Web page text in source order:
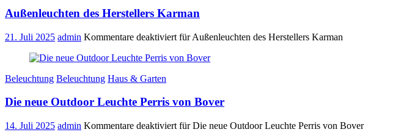
Außenleuchten des Herstellers Karman
21. Juli 2025 admin Kommentare deaktiviert für Außenleuchten des Herstellers Karman
Beleuchtung Beleuchtung Haus & Garten
Die neue Outdoor Leuchte Perris von Bover
14. Juli 2025 admin Kommentare deaktiviert für Die neue Outdoor Leuchte Perris von Bover